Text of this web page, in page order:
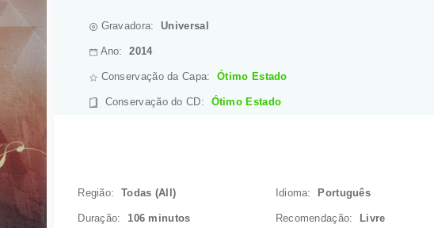
Gravadora:Universal
Ano:2014
Conservação da Capa:Ótimo Estado
Conservação do CD: Ótimo Estado
Região: Todas (All) Idioma: Português
Duração:106 minutos Recomendação: Livre